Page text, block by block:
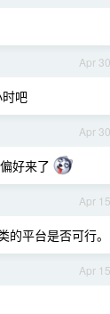
Apr 30
吧
Apr 30
好来了
Apr 15
平台是否可行。
Apr 15